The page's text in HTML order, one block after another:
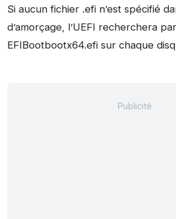
Si aucun fichier .efi n’est spécifié
d’amorçage, l’UEFI recherchera
EFIBootbootx64.efi sur chaque